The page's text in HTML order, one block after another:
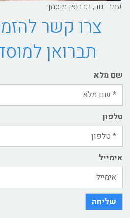
עמרי גור, תברואן מוסמך
צרו קשר
תברואן
שם מלא
טלפון
אימייל
שליחה